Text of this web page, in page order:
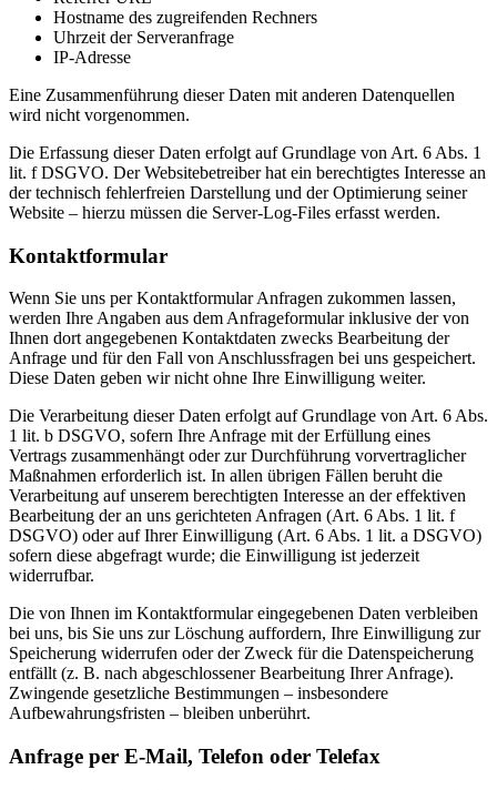
Hostname des zugreifenden Rechners
Uhrzeit der Serveranfrage
IP-Adresse
Eine Zusammenführung dieser Daten mit anderen Datenquellen
wird nicht vorgenommen.
Die Erfassung dieser Daten erfolgt auf Grundlage von Art. 6 Abs. 1
lit. f DSGVO. Der Websitebetreiber hat ein berechtigtes Interesse an
der technisch fehlerfreien Darstellung und der Optimierung seiner
Website – hierzu müssen die Server-Log-Files erfasst werden.
Kontaktformular
Wenn Sie uns per Kontaktformular Anfragen zukommen lassen,
werden Ihre Angaben aus dem Anfrageformular inklusive der von
Ihnen dort angegebenen Kontaktdaten zwecks Bearbeitung der
Anfrage und für den Fall von Anschlussfragen bei uns gespeichert.
Diese Daten geben wir nicht ohne Ihre Einwilligung weiter.
Die Verarbeitung dieser Daten erfolgt auf Grundlage von Art. 6 Abs.
1 lit. b DSGVO, sofern Ihre Anfrage mit der Erfüllung eines
Vertrags zusammenhängt oder zur Durchführung vorvertraglicher
Maßnahmen erforderlich ist. In allen übrigen Fällen beruht die
Verarbeitung auf unserem berechtigten Interesse an der effektiven
Bearbeitung der an uns gerichteten Anfragen (Art. 6 Abs. 1 lit. f
DSGVO) oder auf Ihrer Einwilligung (Art. 6 Abs. 1 lit. a DSGVO)
sofern diese abgefragt wurde; die Einwilligung ist jederzeit
widerrufbar.
Die von Ihnen im Kontaktformular eingegebenen Daten verbleiben
bei uns, bis Sie uns zur Löschung auffordern, Ihre Einwilligung zur
Speicherung widerrufen oder der Zweck für die Datenspeicherung
entfällt (z. B. nach abgeschlossener Bearbeitung Ihrer Anfrage).
Zwingende gesetzliche Bestimmungen – insbesondere
Aufbewahrungsfristen – bleiben unberührt.
Anfrage per E-Mail, Telefon oder Telefax